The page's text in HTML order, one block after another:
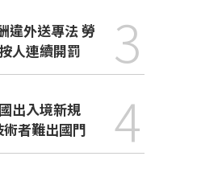
違外送專法 勞
人連續開罰
3
出入境新規
者難出國門
4